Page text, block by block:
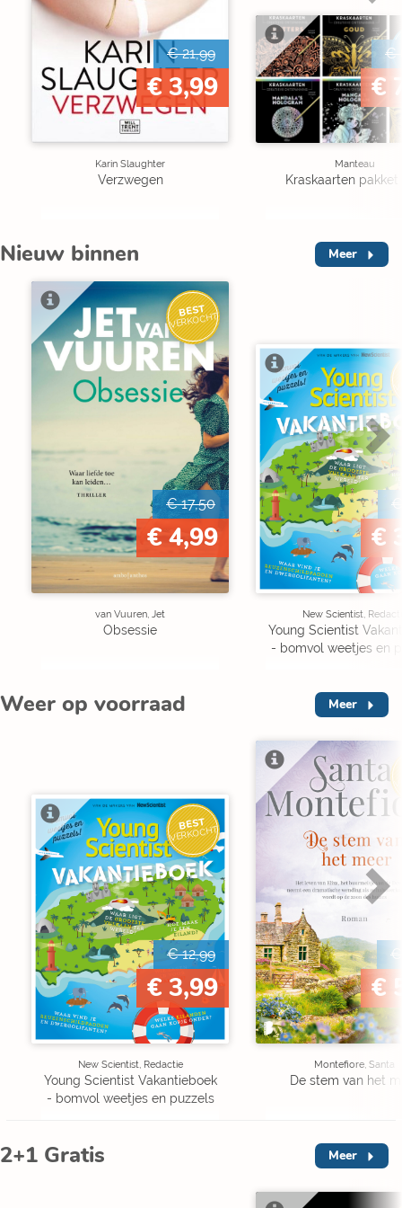
€ 21,99
€ 3,99
Karin Slaughter
Verzwegen
€
€
Manteau
Kraskaarten pakket
Nieuw binnen Meer
BEST
VERKOCHT
€ 17,50
€ 4,99
van Vuuren, Jet
Obsessie
€
New Scientist,
Young Scientist
- bomvol weetjes en
Weer op voorraad Meer
BEST
VERKOCHT
€ 12,99
€ 3,99
New Scientist, Redactie
Young Scientist Vakantieboek
- bomvol weetjes en puzzels
€
€
Montefiore, Santa
De stem van het
2+1 Gratis Meer